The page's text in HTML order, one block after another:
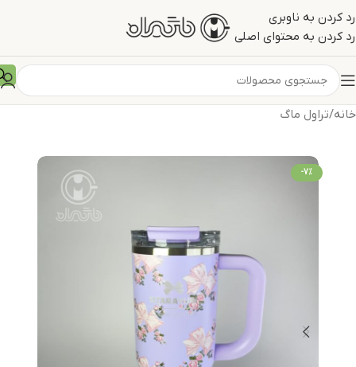
رد کردن به ناوبری
رد کردن به محتوای اصلی
خانه/تراول ماگ
-7%